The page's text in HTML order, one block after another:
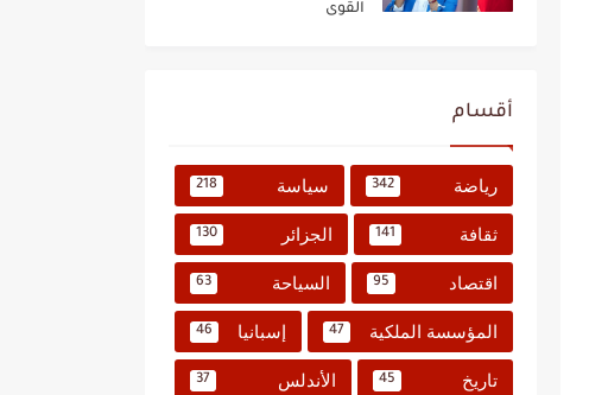
القوى
أقسام
رياضة 342 سياسة 218
ثقافة 141 الجزائر 130
اقتصاد 95 السياحة 63
المؤسسة الملكية 47 إسبانيا 46
تاريخ 45 الأندلس 37